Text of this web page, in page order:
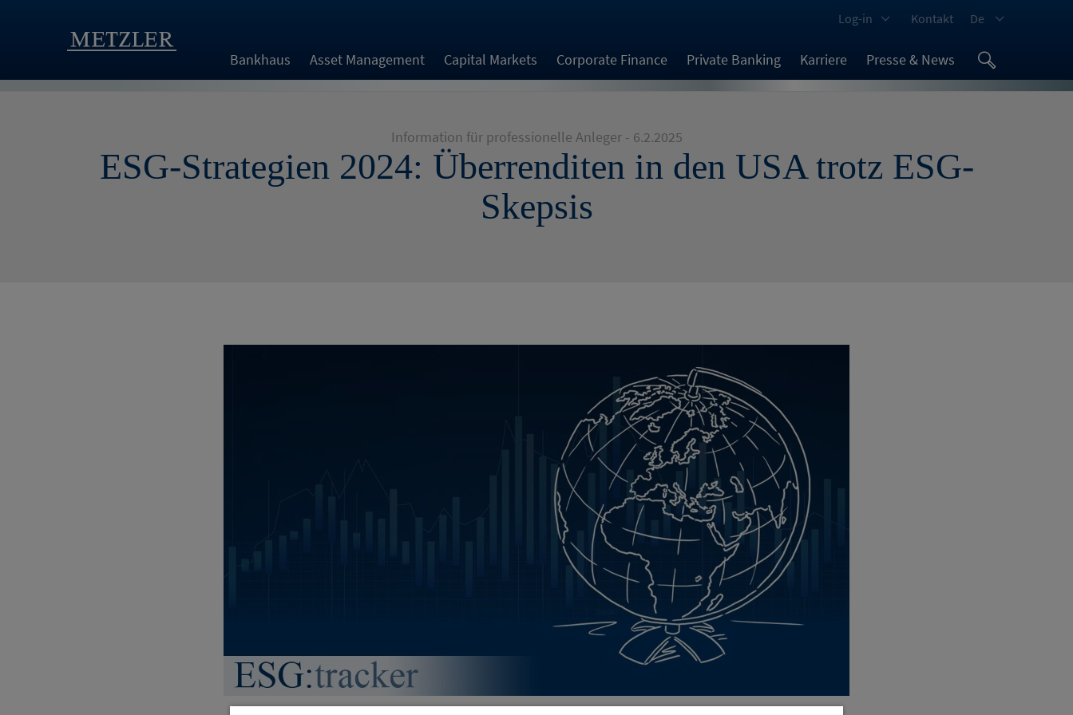
Bankhaus Asset Management Capital Markets Corporate Finance Private Banking Karriere Presse & News
Log-in Kontakt De
Information für professionelle Anleger - 6.2.2025
ESG-Strategien 2024: Überrenditen in den USA trotz ESG-
Skepsis